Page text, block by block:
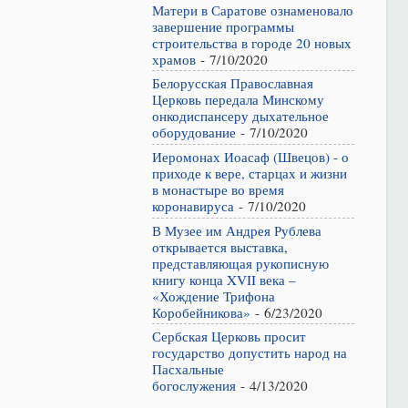
Матери в Саратове ознаменовало
завершение программы
строительства в городе 20 новых
храмов- 7/10/2020
Белорусская Православная
Церковь передала Минскому
онкодиспансеру дыхательное
оборудование - 7/10/2020
Иеромонах Иоасаф (Швецов) - о
приходе к вере, старцах и жизни
в монастыре во время
коронавируса - 7/10/2020
В Музее им Андрея Рублева
открывается выставка,
представляющая рукописную
книгу конца XVII века –
«Хождение Трифона
Коробейникова» - 6/23/2020
Сербская Церковь просит
государство допустить народ на
Пасхальные
богослужения- 4/13/2020